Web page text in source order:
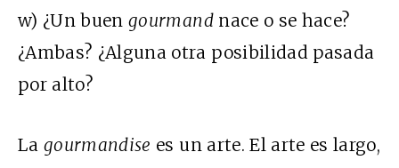
w) ¿Un buengourmandnace o se hace?
¿Ambas? ¿Alguna otra posibilidad pasada
por alto?
Lagourmandise es un arte. El arte es largo,